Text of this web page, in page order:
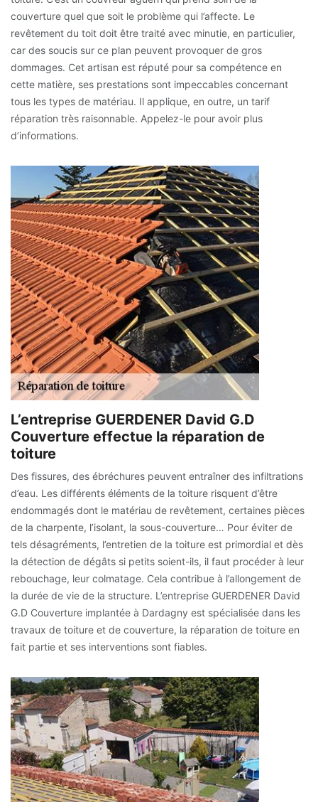
couverture quel que soit le problème qui l’affecte. Le
revêtement du toit doit être traité avec minutie, en particulier,
car des soucis sur ce plan peuvent provoquer de gros
dommages. Cet artisan est réputé pour sa compétence en
cette matière, ses prestations sont impeccables concernant
tous les types de matériau. Il applique, en outre, un tarif
réparation très raisonnable. Appelez-le pour avoir plus
d’informations.
L’entreprise GUERDENER David G.D
Couverture effectue la réparation de
toiture
Des fissures, des ébréchures peuvent entraîner des infiltrations
d’eau. Les différents éléments de la toiture risquent d’être
endommagés dont le matériau de revêtement, certaines pièces
de la charpente, l’isolant, la sous-couverture… Pour éviter de
tels désagréments, l’entretien de la toiture est primordial et dès
la détection de dégâts si petits soient-ils, il faut procéder à leur
rebouchage, leur colmatage. Cela contribue à l’allongement de
la durée de vie de la structure. L’entreprise GUERDENER David
G.D Couverture implantée à Dardagny est spécialisée dans les
travaux de toiture et de couverture, la réparation de toiture en
fait partie et ses interventions sont fiables.